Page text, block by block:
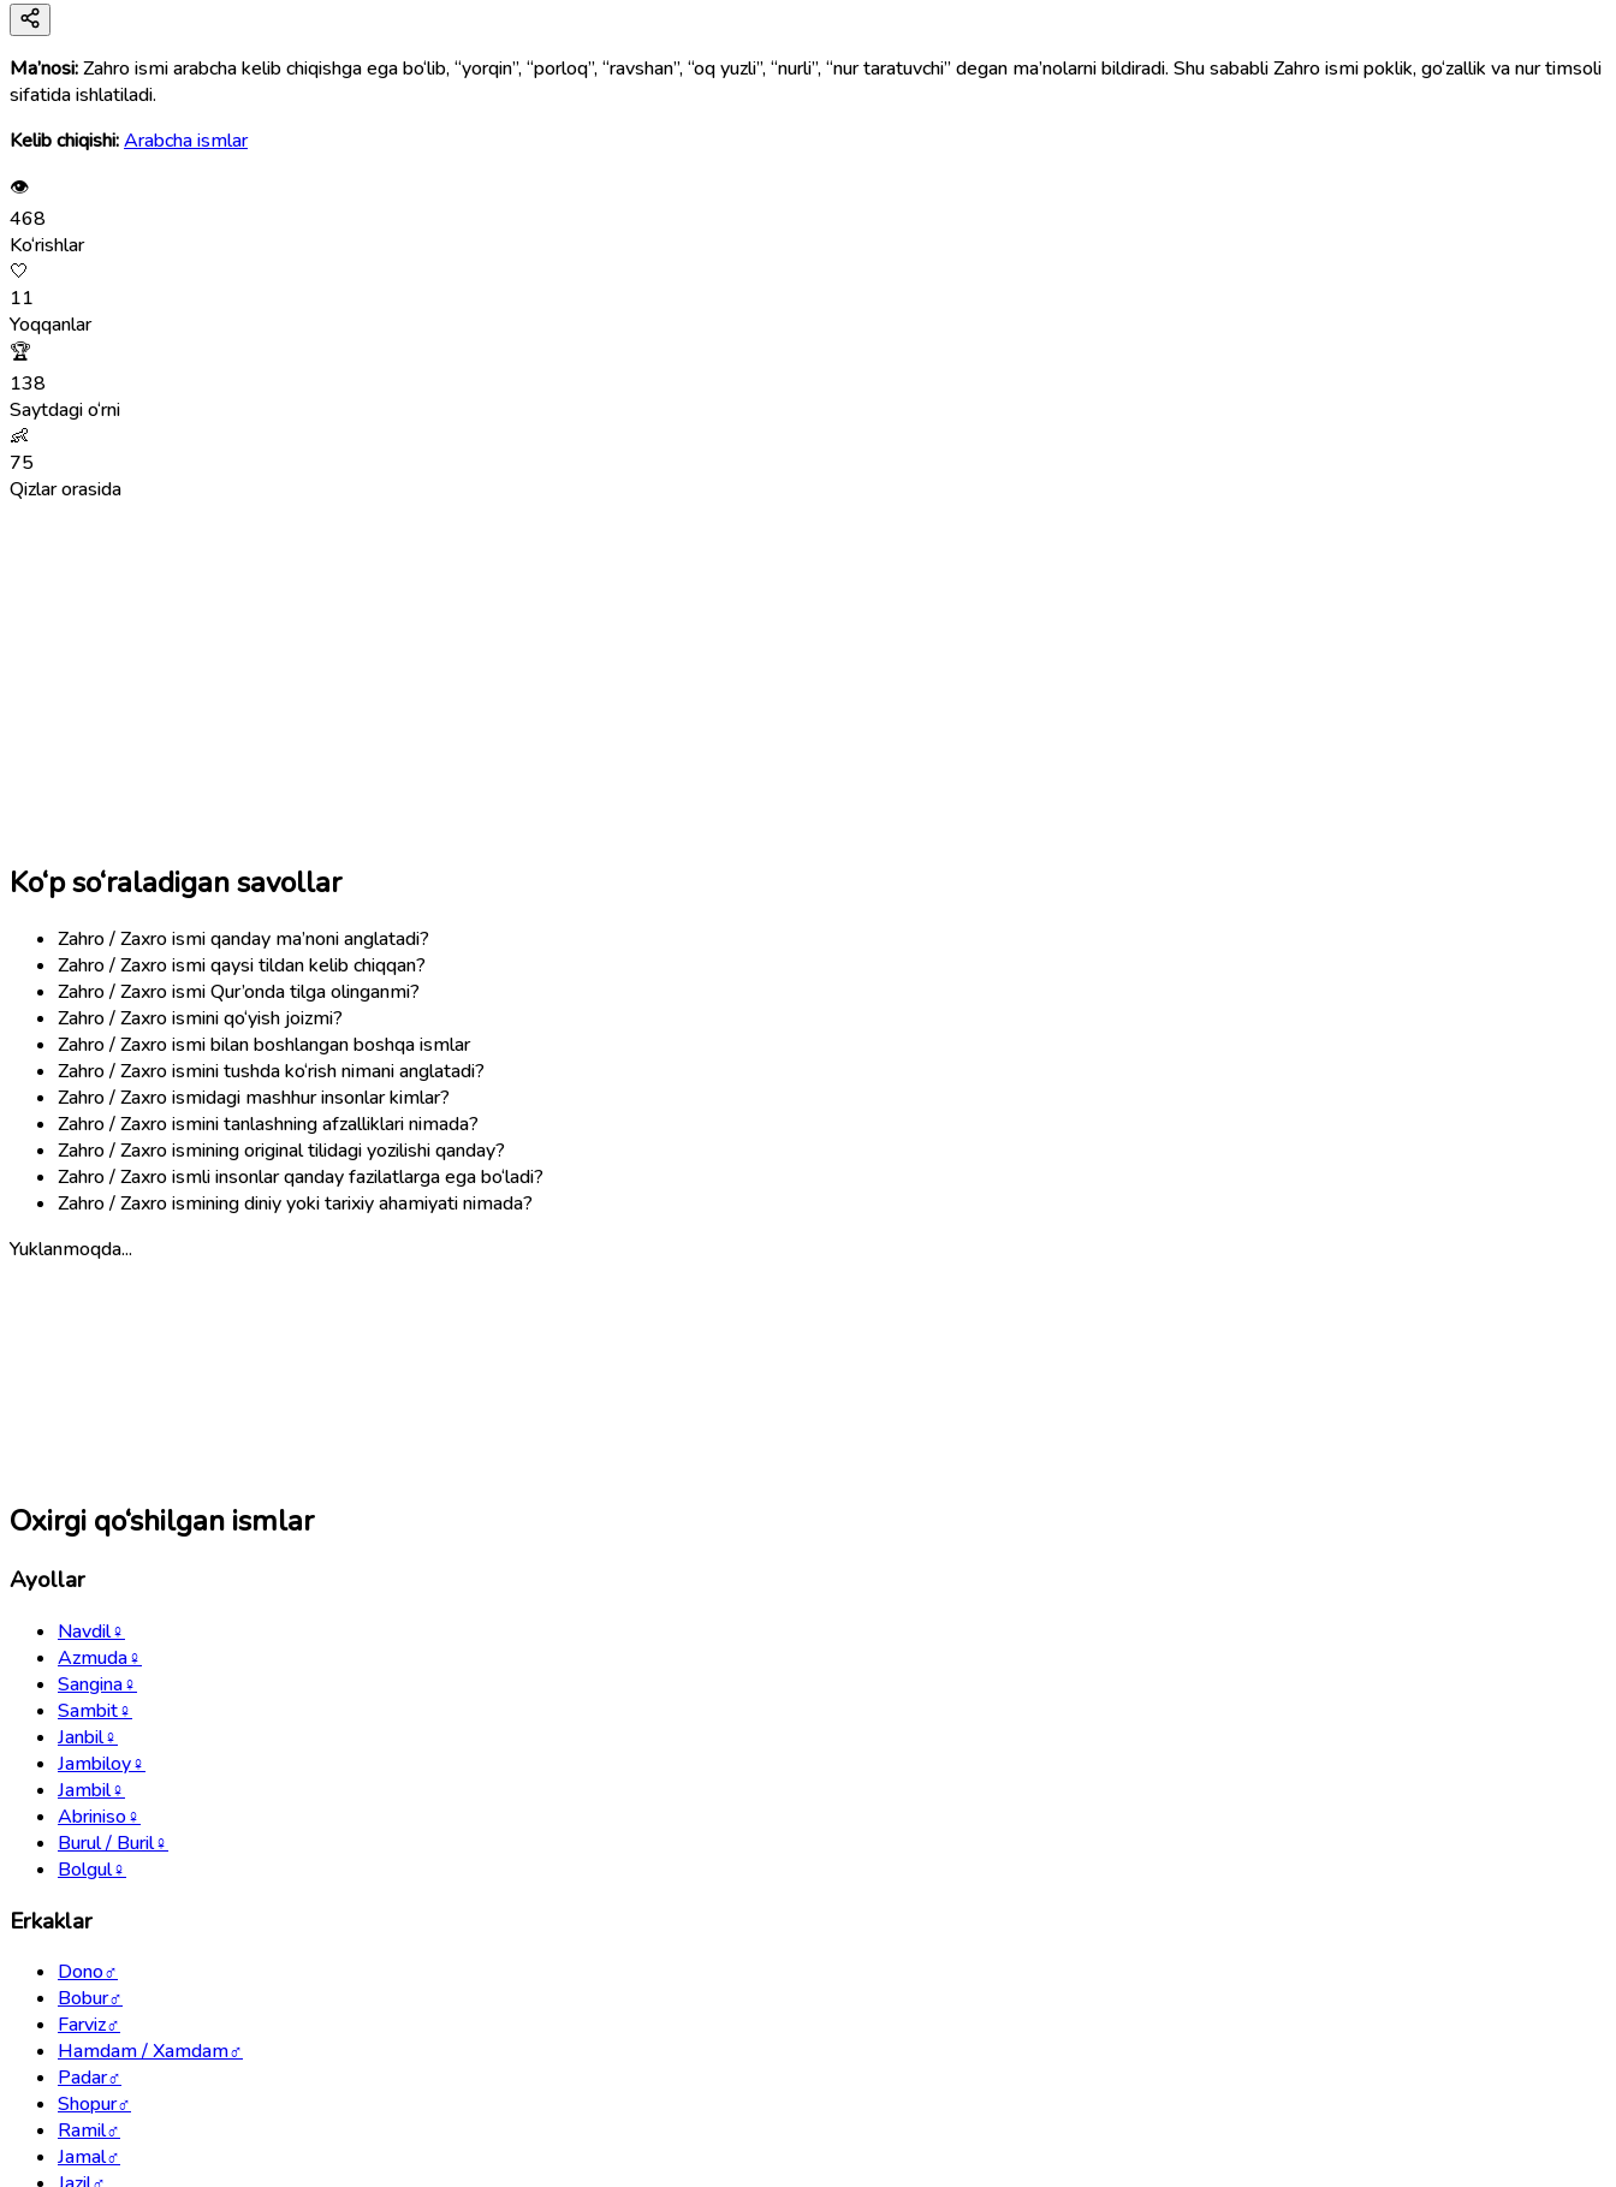
Ma’nosi:Zahro ismi arabcha kelib chiqishga ega bo‘lib, “yorqin”, “porloq”, “ravshan”, “oq yuzli”, “nurli”, “nur taratuvchi” degan ma’nolarni bildiradi. Shu sababli Zahro ismi poklik, go‘zallik va nur timsoli
sifatida ishlatiladi.
Kelib chiqishi:Arabcha ismlar
👁
468
Ko‘rishlar
🤍
11
Yoqqanlar
🏆
138
Saytdagi o‘rni
👶
75
Qizlar orasida
Ko‘p so‘raladigan savollar
Zahro / Zaxro ismi qanday ma’noni anglatadi?
Zahro / Zaxro ismi qaysi tildan kelib chiqqan?
Zahro / Zaxro ismi Qur’onda tilga olinganmi?
Zahro / Zaxro ismini qo‘yish joizmi?
Zahro / Zaxro ismi bilan boshlangan boshqa ismlar
Zahro / Zaxro ismini tushda ko‘rish nimani anglatadi?
Zahro / Zaxro ismidagi mashhur insonlar kimlar?
Zahro / Zaxro ismini tanlashning afzalliklari nimada?
Zahro / Zaxro ismining original tilidagi yozilishi qanday?
Zahro / Zaxro ismli insonlar qanday fazilatlarga ega bo‘ladi?
Zahro / Zaxro ismining diniy yoki tarixiy ahamiyati nimada?
Yuklanmoqda...
Oxirgi qo‘shilgan ismlar
Ayollar
Navdil♀
Azmuda♀
Sangina♀
Sambit♀
Janbil♀
Jambiloy♀
Jambil♀
Abriniso♀
Burul / Buril♀
Bolgul♀
Erkaklar
Dono♂
Bobur♂
Farviz♂
Hamdam / Xamdam♂
Padar♂
Shopur♂
Ramil♂
Jamal♂